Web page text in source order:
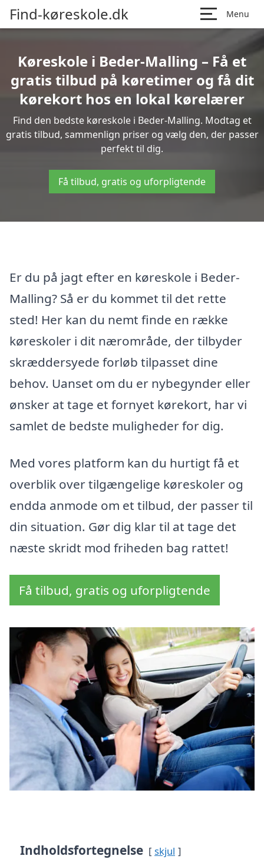
Find-køreskole.dk Menu
Køreskole i Beder-Malling – Få et
gratis tilbud på køretimer og få dit
kørekort hos en lokal kørelærer
Find den bedste køreskole i Beder-Malling. Modtag et
gratis tilbud, sammenlign priser og vælg den, der passer
perfekt til dig.
Få tilbud, gratis og uforpligtende
Er du på jagt efter en køreskole i Beder-
Malling? Så er du kommet til det rette
sted! Her kan du nemt finde en række
køreskoler i dit nærområde, der tilbyder
skræddersyede forløb tilpasset dine
behov. Uanset om du er nybegynder eller
ønsker at tage et fornyet kørekort, har vi
samlet de bedste muligheder for dig.
Med vores platform kan du hurtigt få et
overblik over tilgængelige køreskoler og
endda anmode om et tilbud, der passer til
din situation. Gør dig klar til at tage det
næste skridt mod friheden bag rattet!
Få tilbud, gratis og uforpligtende
Indholdsfortegnelse skjul